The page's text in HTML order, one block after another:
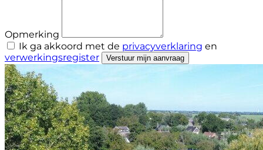
Opmerking
Ik ga akkoord met de privacyverklaring en
verwerkingsregister
Verstuur mijn aanvraag